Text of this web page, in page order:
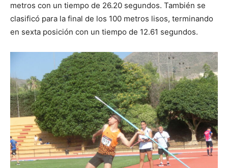
metros con un tiempo de 26.20 segundos. También se
clasificó para la final de los 100 metros lisos, terminando
en sexta posición con un tiempo de 12.61 segundos.